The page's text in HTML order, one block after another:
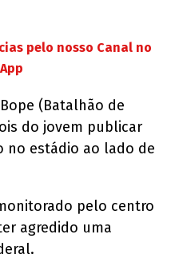
pelo nosso Canal no
(Batalhão de
do jovem publicar
no estádio ao lado de
pelo centro
agredido uma